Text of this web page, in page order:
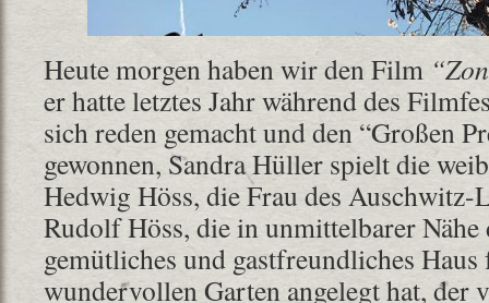
Heute morgen haben wir den Film
er hatte letztes Jahr während des
sich reden gemacht und den “Großen
gewonnen, Sandra Hüller spielt die
Hedwig Höss, die Frau des Auschwitz-
Rudolf Höss, die in unmittelbarer
gemütliches und gastfreundliches
wundervollen Garten angelegt hat, der